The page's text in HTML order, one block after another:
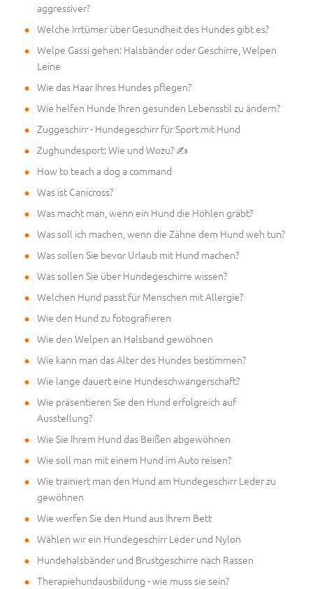
aggressiver?
Welche Irrtümer über Gesundheit des Hundes gibt es?
Welpe Gassi gehen: Halsbänder oder Geschirre, Welpen
Leine
Wie das Haar Ihres Hundes pflegen?
Wie helfen Hunde Ihren gesunden Lebensstil zu ändern?
Zuggeschirr - Hundegeschirr für Sport mit Hund
Zughundesport: Wie und Wozu? ✍
How to teach a dog a command
Was ist Canicross?
Was macht man, wenn ein Hund die Höhlen gräbt?
Was soll ich machen, wenn die Zähne dem Hund weh tun?
Was sollen Sie bevor Urlaub mit Hund machen?
Was sollen Sie über Hundegeschirre wissen?
Welchen Hund passt für Menschen mit Allergie?
Wie den Hund zu fotografieren
Wie den Welpen an Halsband gewöhnen
Wie kann man das Alter des Hundes bestimmen?
Wie lange dauert eine Hundeschwangerschaft?
Wie präsentieren Sie den Hund erfolgreich auf
Ausstellung?
Wie Sie Ihrem Hund das Beißen abgewöhnen
Wie soll man mit einem Hund im Auto reisen?
Wie trainiert man den Hund am Hundegeschirr Leder zu
gewöhnen
Wie werfen Sie den Hund aus Ihrem Bett
Wählen wir ein Hundegeschirr Leder und Nylon
Hundehalsbänder und Brustgeschirre nach Rassen
Therapiehundausbildung - wie muss sie sein?